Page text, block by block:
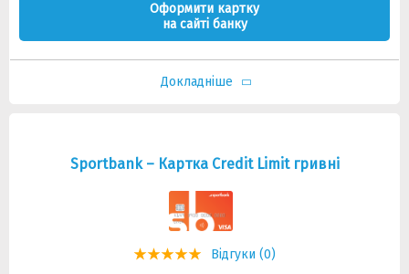
Оформити картку
на сайті банку
Докладніше
Sportbank – Картка Credit Limit гривні
Відгуки (0)